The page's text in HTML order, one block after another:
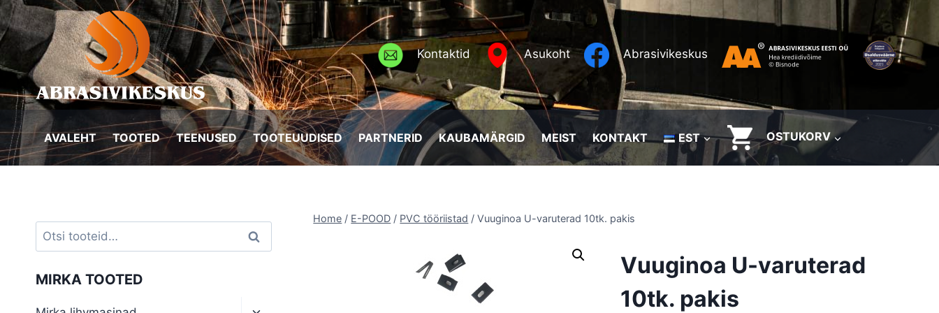
Skip
to
content
Kontaktid Asukoht Abrasivikeskus
AVALEHT TOOTED TEENUSED TOOTEUUDISED PARTNERID KAUBAMÄRGID MEIST KONTAKT EST OSTUKORV
Home / E-POOD / PVC tööriistad / Vuuginoa U-varuterad 10tk. pakis
Vuuginoa U-varuterad
10tk. pakis
Otsi: Otsi
MIRKA TOOTED
Toggle